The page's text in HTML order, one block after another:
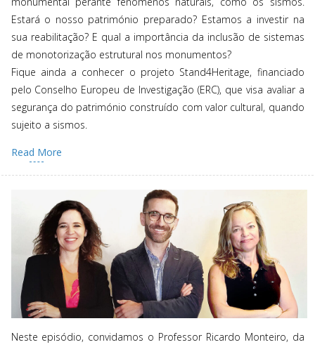
Estará o nosso património preparado? Estamos a investir na
sua reabilitação? E qual a importância da inclusão de sistemas
de monotorização estrutural nos monumentos?
Fique ainda a conhecer o projeto Stand4Heritage, financiado
pelo Conselho Europeu de Investigação (ERC), que visa avaliar a
segurança do património construído com valor cultural, quando
sujeito a sismos.
Read More
Neste episódio, convidamos o Professor Ricardo Monteiro, da